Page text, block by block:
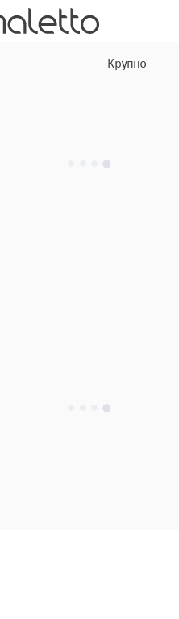
Крупно